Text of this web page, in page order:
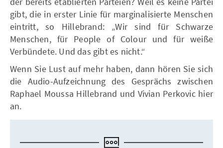
gibt, die in erster Linie für marginalisierte Menschen
eintritt, so Hillebrand: „Wir sind für Schwarze
Menschen, für People of Colour und für weiße
Verbündete. Und das gibt es nicht.“
Wenn Sie Lust auf mehr haben, dann hören Sie sich
die Audio-Aufzeichnung des Gesprächs zwischen
Raphael Moussa Hillebrand und Vivian Perkovic hier
an.